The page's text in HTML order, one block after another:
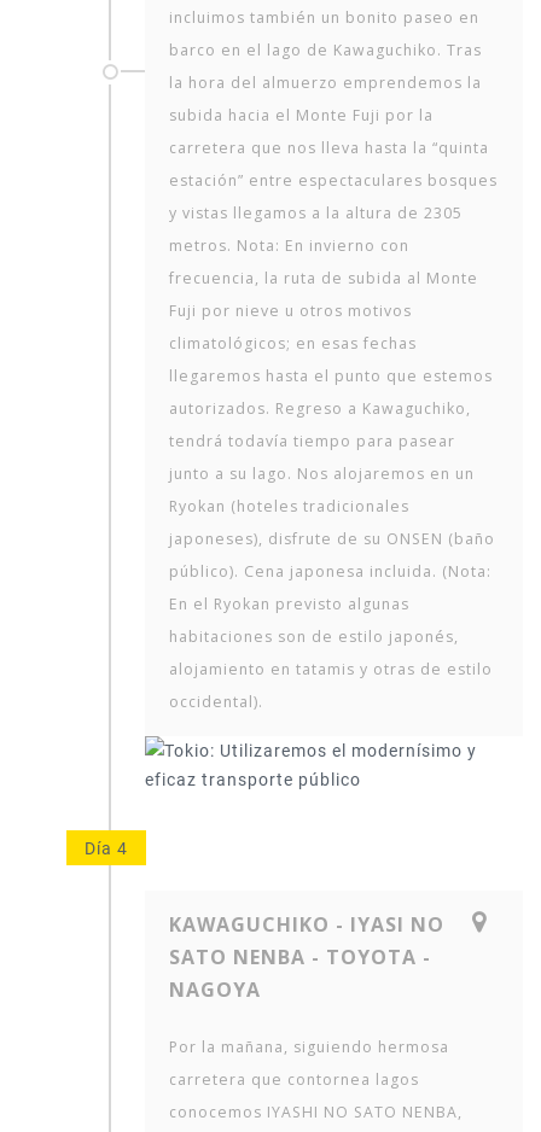
incluimos también un bonito paseo en
barco en el lago de Kawaguchiko. Tras
la hora del almuerzo emprendemos la
subida hacia el Monte Fuji por la
carretera que nos lleva hasta la “quinta
estación” entre espectaculares bosques
y vistas llegamos a la altura de 2305
metros. Nota: En invierno con
frecuencia, la ruta de subida al Monte
Fuji por nieve u otros motivos
climatológicos; en esas fechas
llegaremos hasta el punto que estemos
autorizados. Regreso a Kawaguchiko,
tendrá todavía tiempo para pasear
junto a su lago. Nos alojaremos en un
Ryokan (hoteles tradicionales
japoneses), disfrute de su ONSEN (baño
público). Cena japonesa incluida. (Nota:
En el Ryokan previsto algunas
habitaciones son de estilo japonés,
alojamiento en tatamis y otras de estilo
occidental).
Día 4
KAWAGUCHIKO - IYASI NO
SATO NENBA - TOYOTA -
NAGOYA
Por la mañana, siguiendo hermosa
carretera que contornea lagos
conocemos IYASHI NO SATO NENBA,